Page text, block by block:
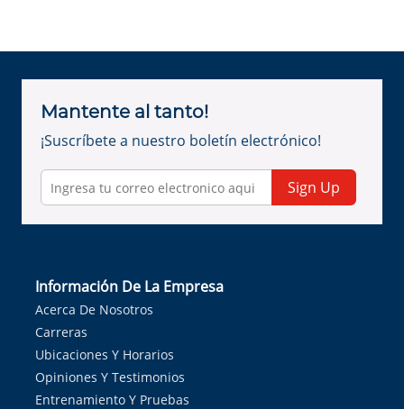
Mantente al tanto!
¡Suscríbete a nuestro boletín electrónico!
Sign Up
Información De La Empresa
Acerca De Nosotros
Carreras
Ubicaciones Y Horarios
Opiniones Y Testimonios
Entrenamiento Y Pruebas